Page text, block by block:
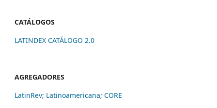
CATÁLOGOS
LATINDEX CATÁLOGO 2.0
AGREGADORES
LatinRev; Latinoamericana; CORE